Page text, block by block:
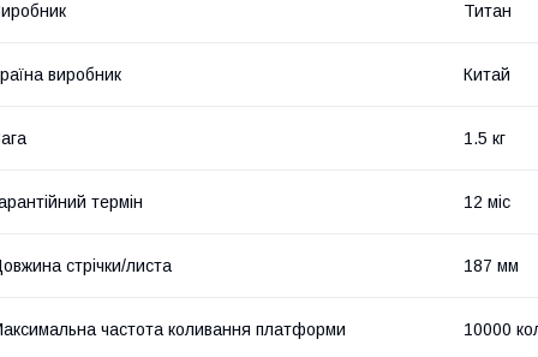
Титан
виробник Китай
1.5 кг
термін 12 міс
стрічки/листа 187 мм
частота коливання платформи 10000